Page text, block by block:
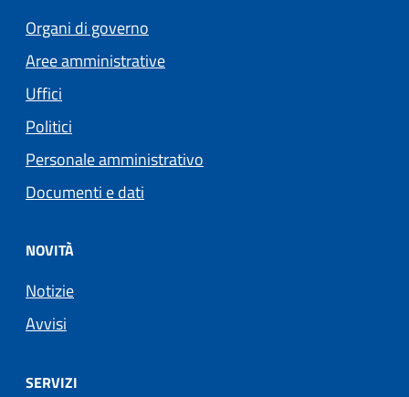
Organi di governo
Aree amministrative
Uffici
Politici
Personale amministrativo
Documenti e dati
NOVITÀ
Notizie
Avvisi
SERVIZI